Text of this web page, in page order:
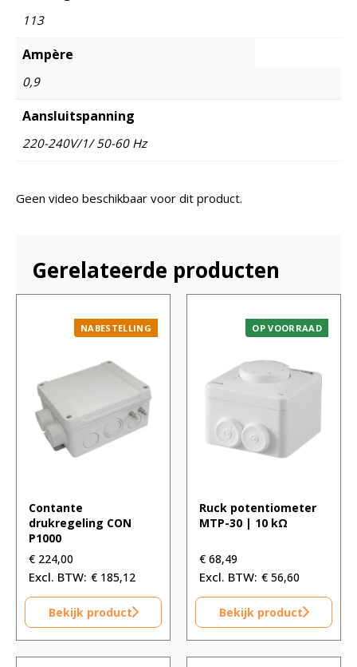
113
Ampère
0,9
Aansluitspanning
220-240V/1/ 50-60 Hz
Geen video beschikbaar voor dit product.
Gerelateerde producten
NABESTELLING
Contante
drukregeling CON
P1000
€ 224,00
€ 185,12
Bekijk product
OP VOORRAAD
Ruck potentiometer
MTP-30 | 10 kΩ
€ 68,49
€ 56,60
Bekijk product